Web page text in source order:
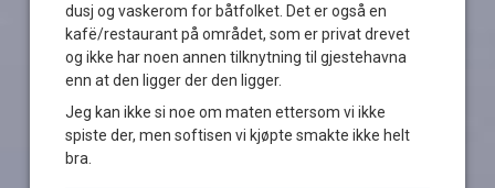
dusj og vaskerom for båtfolket. Det er også en
kafë/restaurant på området, som er privat drevet
og ikke har noen annen tilknytning til gjestehavna
enn at den ligger der den ligger.
Jeg kan ikke si noe om maten ettersom vi ikke
spiste der, men softisen vi kjøpte smakte ikke helt
bra.